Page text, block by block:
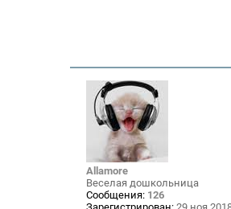
Allamore
Веселая дошкольница
Сообщения: 126